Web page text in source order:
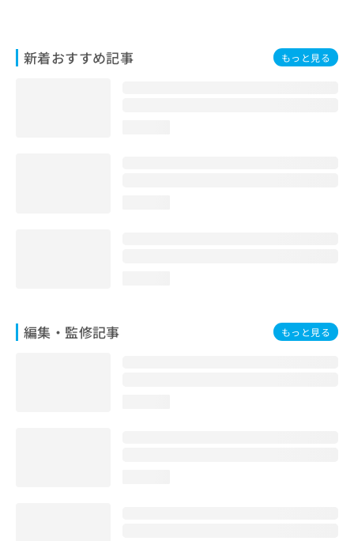
新着おすすめ記事 もっと見る
編集・監修記事 もっと見る
合